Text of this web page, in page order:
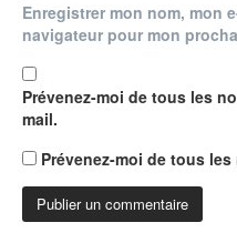
Enregistrer mon nom, mon
navigateur pour mon
Prévenez-moi de tous les
mail.
Prévenez-moi de tous